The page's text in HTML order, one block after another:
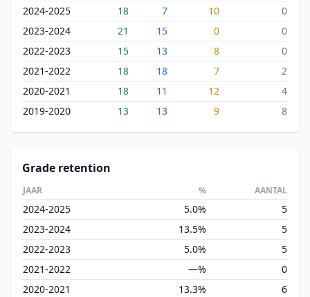
2024-2025 18 7 10
0
2023-2024
21 15 0
0
2022-2023
15 13 8
0
2021-2022
18 18 7
2
2020-2021
18 11 12
4
2019-2020
13 13 9 8
Grade retention
JAAR % AANTAL
2024-2025 5.0%
5
2023-2024
13.5%
5
2022-2023
5.0%
5
2021-2022
—%
0
2020-2021
13.3%
6